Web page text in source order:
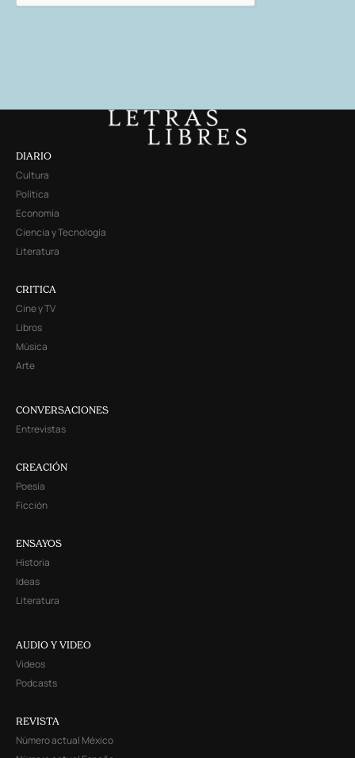
DIARIO
Cultura
Política
Economía
Ciencia y Tecnología
Literatura
CRITICA
Cine y TV
Libros
Música
Arte
CONVERSACIONES
Entrevistas
CREACIÓN
Poesía
Ficción
ENSAYOS
Historia
Ideas
Literatura
AUDIO Y VIDEO
Videos
Podcasts
REVISTA
Número actual México